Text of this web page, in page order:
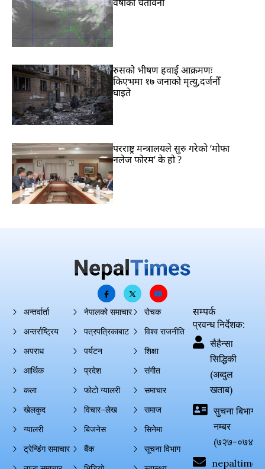
रुसको भीषण हवाई आक्रमणः
किएभमा १७ जनाको मृत्यु,दर्जनौँ
घाइते
परराष्ट्र मन्त्रालयले सुरु गरेको ‘मोफा
नलेज फोरम’ के हो ?
अन्तर्वार्ता
अन्तर्राष्ट्रिय
अपराध
आर्थिक
कला
खेलकुद
ग्यालरी
ट्रेन्डिंग समाचार
नेपालको समाचार
पत्रपत्रिकाबाट
पर्यटन
प्रदेश
फोटो ग्यालरी
विचार–लेख
बिजनेस
बैंक
रोचक
विश्व राजनीति
शिक्षा
संगीत
समाचार
समाज
सिनेमा
सूचना विभाग
सम्पर्क
प्रवन्ध निर्देशक:
सैहैन्सा
सिद्धिकी
(अब्दुल
खताब)
सुचना बिभाग
नम्बर
(७२७-०७४-